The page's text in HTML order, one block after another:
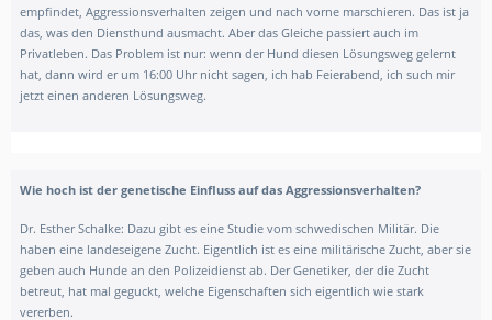
empfindet, Aggressionsverhalten zeigen und nach vorne marschieren. Das ist ja
das, was den Diensthund ausmacht. Aber das Gleiche passiert auch im
Privatleben. Das Problem ist nur: wenn der Hund diesen Lösungsweg gelernt
hat, dann wird er um 16:00 Uhr nicht sagen, ich hab Feierabend, ich such mir
jetzt einen anderen Lösungsweg.
Wie hoch ist der genetische Einfluss auf das Aggressionsverhalten?
Dr. Esther Schalke: Dazu gibt es eine Studie vom schwedischen Militär. Die
haben eine landeseigene Zucht. Eigentlich ist es eine militärische Zucht, aber sie
geben auch Hunde an den Polizeidienst ab. Der Genetiker, der die Zucht
betreut, hat mal geguckt, welche Eigenschaften sich eigentlich wie stark
vererben.